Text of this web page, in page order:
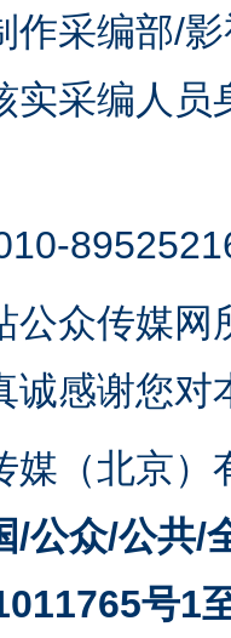
作采编部/
实采编人员
公众传媒
诚感谢您
媒（北京）
/公众/公共/
号1
谢